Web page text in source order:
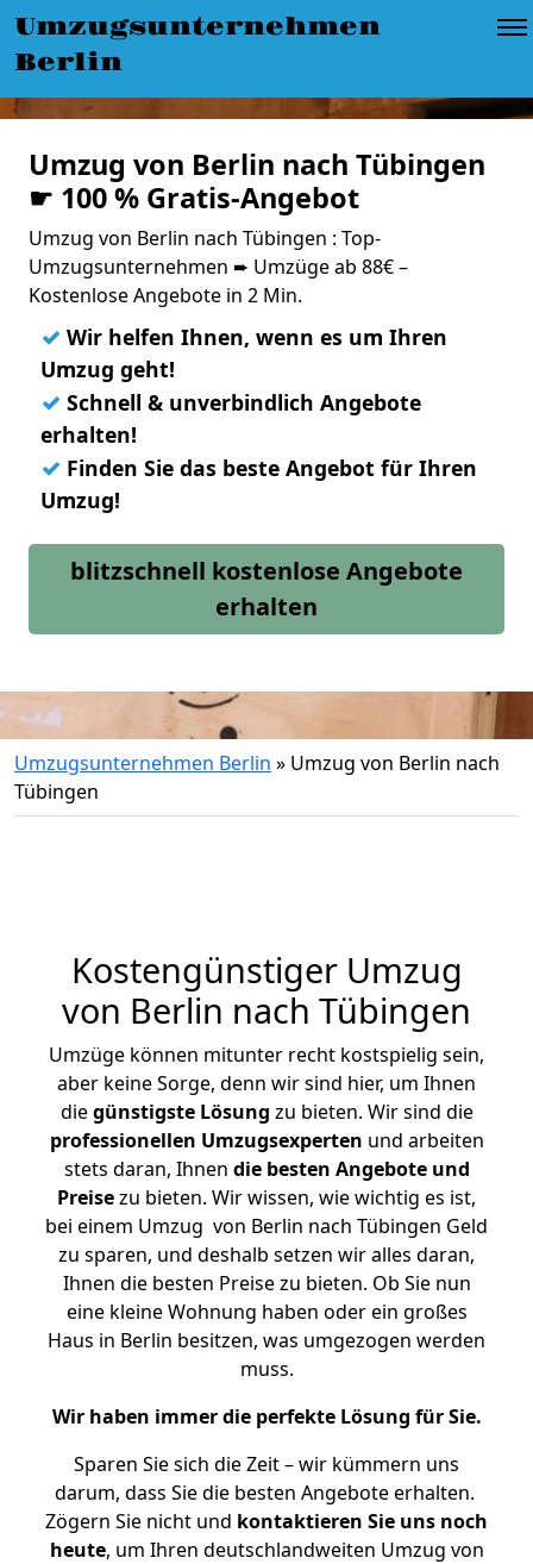
Umzugsunternehmen
Berlin
Umzug von Berlin nach Tübingen
☛ 100 % Gratis-Angebot
Umzug von Berlin nach Tübingen : Top-
Umzugsunternehmen ➨ Umzüge ab 88€ –
Kostenlose Angebote in 2 Min.
✓ Wir helfen Ihnen, wenn es um Ihren
Umzug geht!
✓ Schnell & unverbindlich Angebote
erhalten!
✓ Finden Sie das beste Angebot für Ihren
Umzug!
blitzschnell kostenlose Angebote
erhalten
Umzugsunternehmen Berlin » Umzug von Berlin nach
Tübingen
Kostengünstiger Umzug
von Berlin nach Tübingen
Umzüge können mitunter recht kostspielig sein,
aber keine Sorge, denn wir sind hier, um Ihnen
diegünstigste Lösung zu bieten. Wir sind die
professionellen Umzugsexperten und arbeiten
stets daran, Ihnen die besten Angebote und
Preisezu bieten. Wir wissen, wie wichtig es ist,
bei einem Umzug von Berlin nach Tübingen Geld
zu sparen, und deshalb setzen wir alles daran,
Ihnen die besten Preise zu bieten. Ob Sie nun
eine kleine Wohnung haben oder ein großes
Haus in Berlin besitzen, was umgezogen werden
muss.
Wir haben immer die perfekte Lösung für Sie.
Sparen Sie sich die Zeit – wir kümmern uns
darum, dass Sie die besten Angebote erhalten.
Zögern Sie nicht und kontaktieren Sie uns noch
heute, um Ihren deutschlandweiten Umzug von